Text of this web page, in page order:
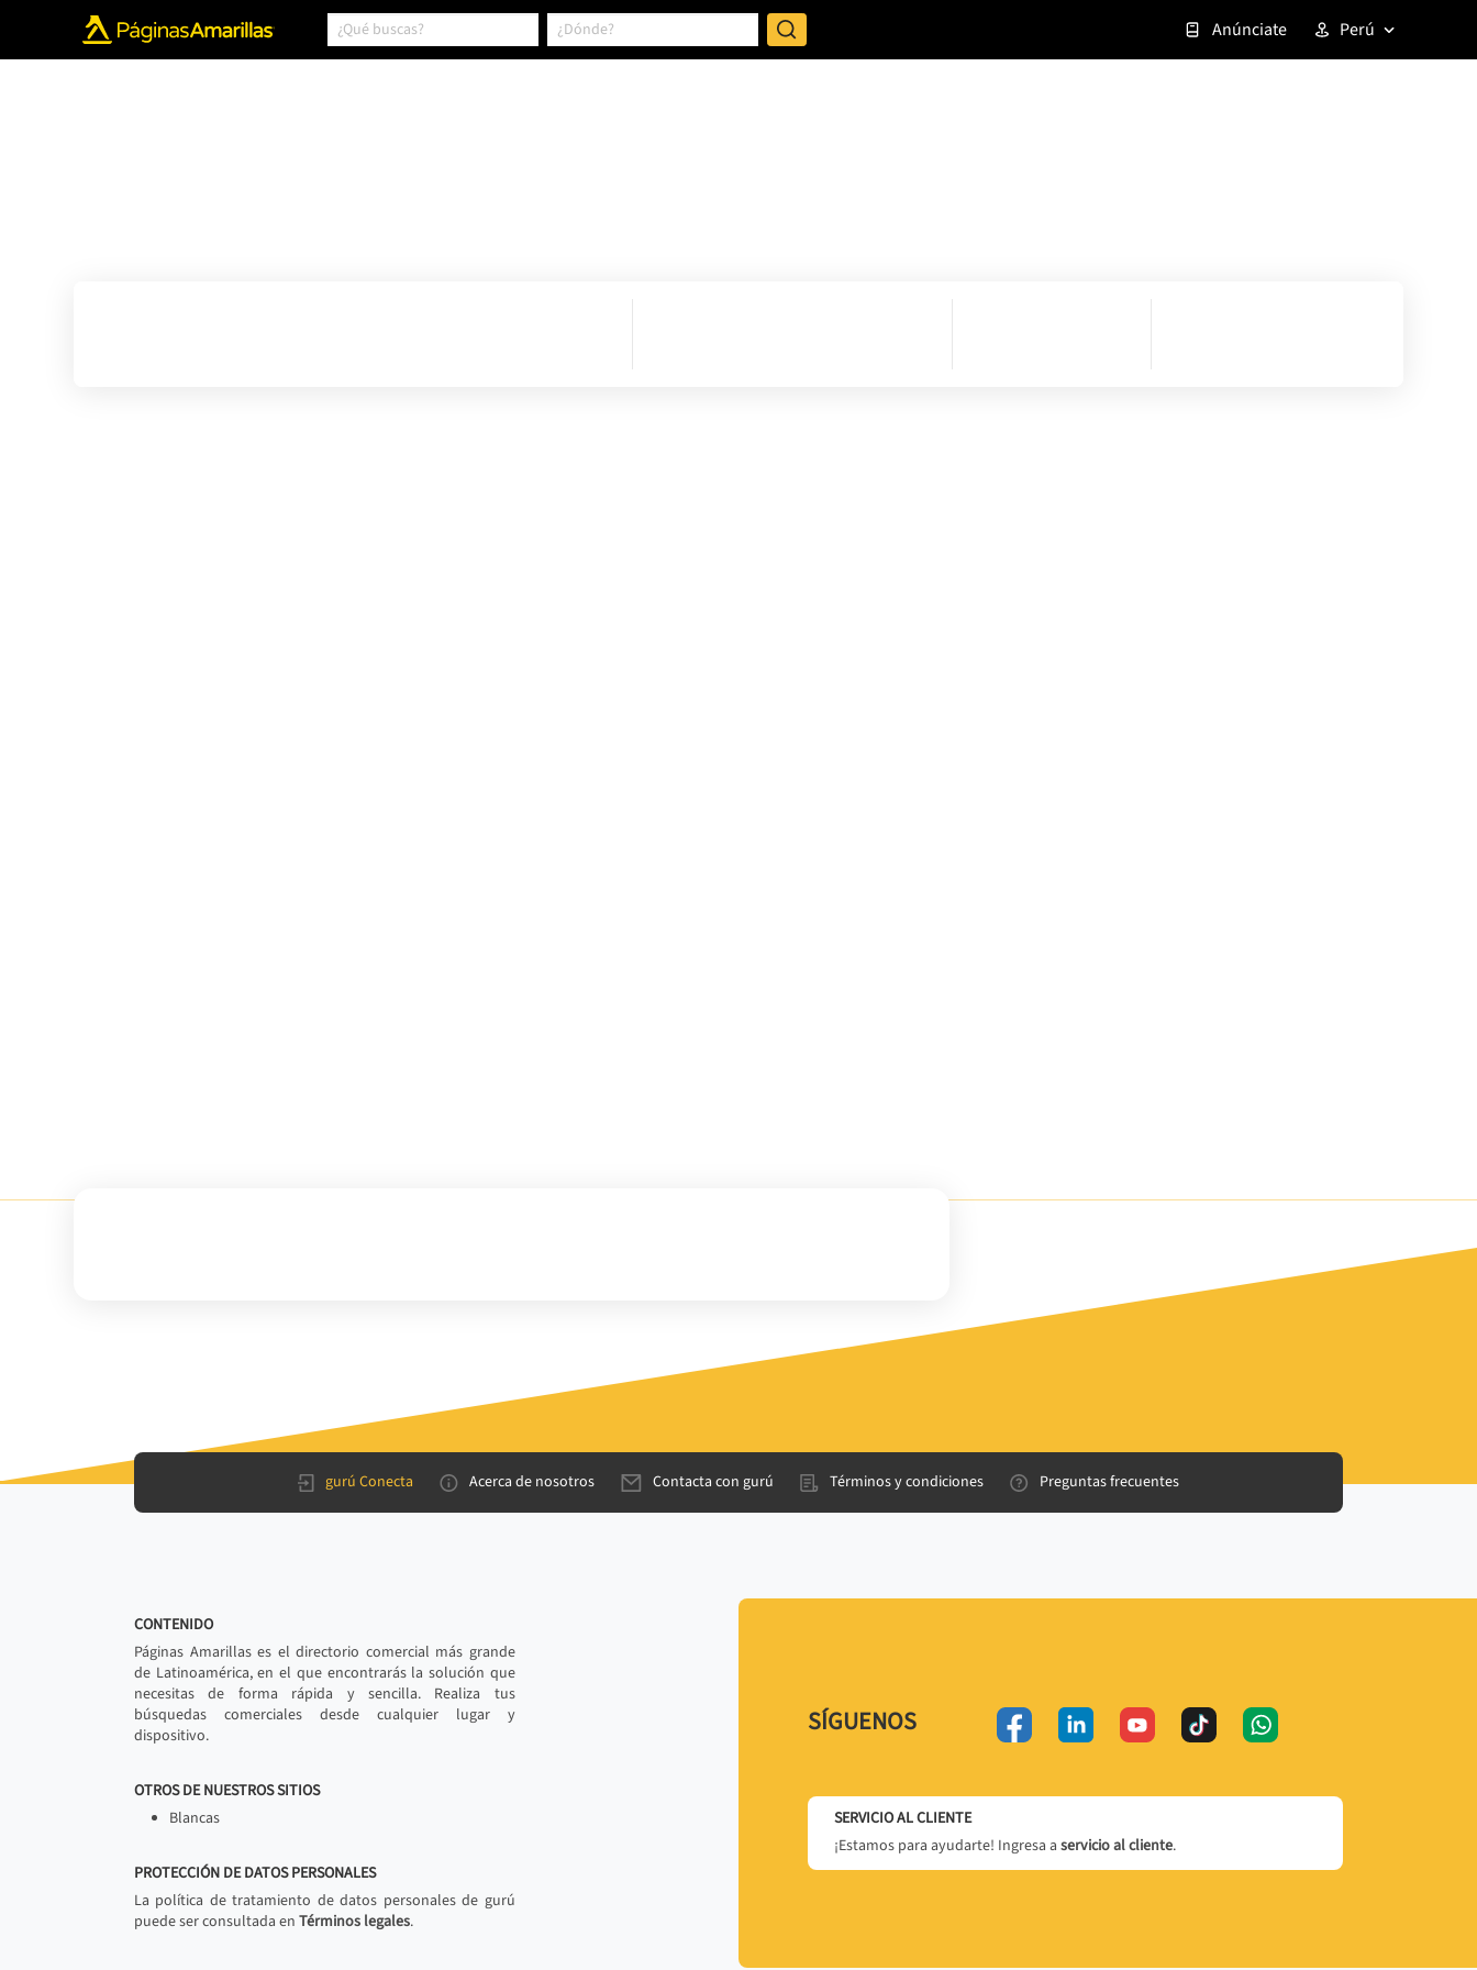
Anúnciate Perú
gurú Conecta Acerca de nosotros Contacta con gurú Términos y condiciones Preguntas frecuentes
CONTENIDO
Páginas Amarillas es el directorio comercial más grande
de Latinoamérica, en el que encontrarás la solución que
necesitas de forma rápida y sencilla. Realiza tus
búsquedas comerciales desde cualquier lugar y
dispositivo.
OTROS DE NUESTROS SITIOS
Blancas
PROTECCIÓN DE DATOS PERSONALES
La política de tratamiento de datos personales de gurú
puede ser consultada en Términos legales.
SÍGUENOS
SERVICIO AL CLIENTE
¡Estamos para ayudarte! Ingresa a servicio al cliente.